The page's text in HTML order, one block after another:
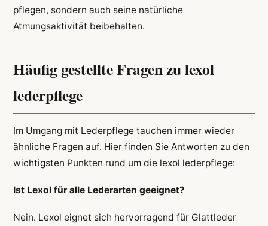
pflegen, sondern auch seine natürliche
Atmungsaktivität beibehalten.
Häufig gestellte Fragen zu lexol
lederpflege
Im Umgang mit Lederpflege tauchen immer wieder
ähnliche Fragen auf. Hier finden Sie Antworten zu den
wichtigsten Punkten rund um die lexol lederpflege:
Ist Lexol für alle Lederarten geeignet?
Nein. Lexol eignet sich hervorragend für Glattleder